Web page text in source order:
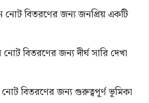
নোট বিতরণের জন্য জনপ্রিয় একটি
বিতরণের জন্য দীর্ঘ সারি দেখা
বিতরণের জন্য গুরুত্বপূর্ণ ভূমিকা